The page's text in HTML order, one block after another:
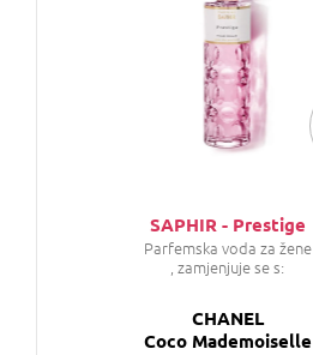
SAPHIR - Prestige
Parfemska voda za žene
, zamjenjuje se s:
CHANEL
Coco Mademoiselle